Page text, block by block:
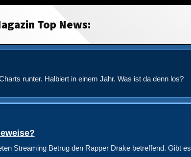
Top News:
runter. Halbiert in einem Jahr. Was ist da denn los?
Streaming Betrug den Rapper Drake betreffend. Gibt es